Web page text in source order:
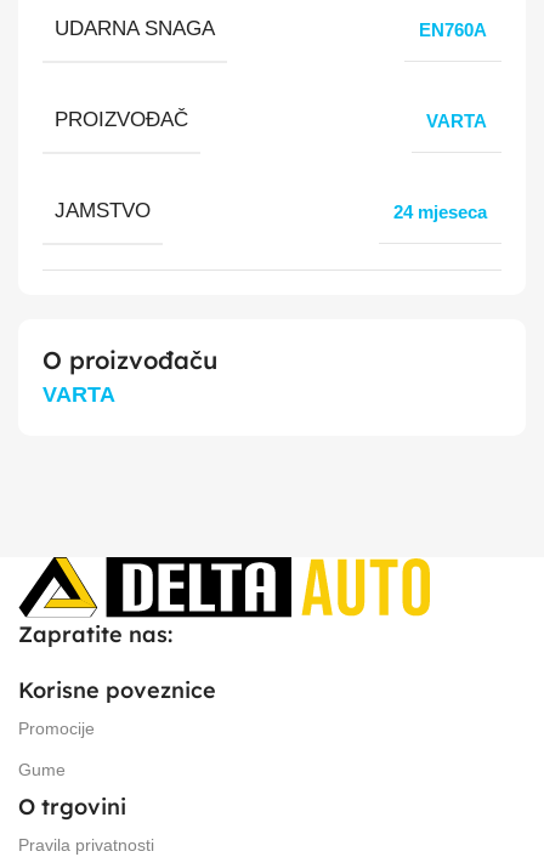
UDARNA SNAGA EN760A
PROIZVOĐAČ VARTA
JAMSTVO 24 mjeseca
O proizvođaču
VARTA
Zapratite nas:
Korisne poveznice
Promocije
Gume
O trgovini
Pravila privatnosti